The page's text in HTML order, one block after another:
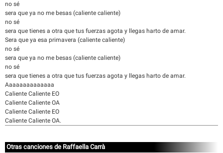
no sé
sera que ya no me besas (caliente caliente)
no sé
sera que tienes a otra que tus fuerzas agota y llegas harto de amar.
Sera que ya esa primavera (caliente caliente)
no sé
sera que ya no me besas (caliente caliente)
no sé
sera que tienes a otra que tus fuerzas agota y llegas harto de amar.
Aaaaaaaaaaaaaa
Caliente Caliente EO
Caliente Caliente OA
Caliente Caliente EO
Caliente Caliente OA.
Otras canciones de Raffaella Carrà